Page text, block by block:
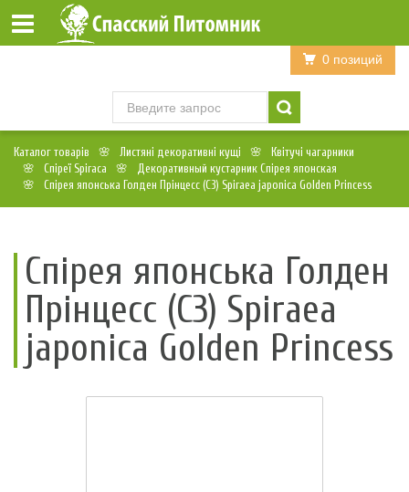
Войти Регистрация
0 позиций
Каталог товарів Листяні декоративні кущі
Квітучі чагарники
Спіреї Spiraca
Декоративный кустарник Спірея японская
Спірея японська Голден Прінцесс (С3) Spiraea japonica Golden Princess
Спірея японська Голден
Прінцесс (С3) Spiraea
japonica Golden Princess